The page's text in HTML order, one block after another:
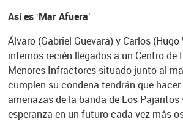
Así es ‘Mar Afuera’
Álvaro (Gabriel Guevara) y Carlos
internos recién llegados a un Centro de
Menores Infractores situado junto al
cumplen su condena tendrán que
amenazas de la banda de Los Pajaritos
esperanza en un futuro cada vez más